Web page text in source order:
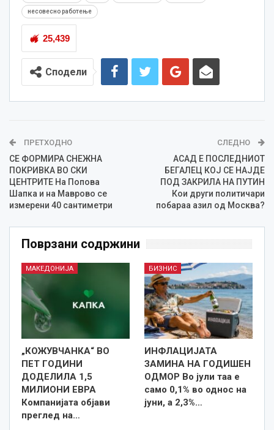
несовесно работење
25,439
Сподели
ПРЕТХОДНО
СЕ ФОРМИРА СНЕЖНА
ПОКРИВКА ВО СКИ
ЦЕНТРИТЕ На Попова
Шапка и на Маврово се
измерени 40 сантиметри
СЛЕДНО
АСАД Е ПОСЛЕДНИОТ
БЕГАЛЕЦ КОЈ СЕ НАЈДЕ
ПОД ЗАКРИЛА НА ПУТИН
Кои други политичари
побараа азил од Москва?
Поврзани содржини
МАКЕДОНИЈА
„КОЖУВЧАНКА“ ВО
ПЕТ ГОДИНИ
ДОДЕЛИЛА 1,5
МИЛИОНИ ЕВРА
Компанијата објави
преглед на…
БИЗНИС
ИНФЛАЦИЈАТА
ЗАМИНА НА ГОДИШЕН
ОДМОР Во јули таа е
само 0,1% во однос на
јуни, а 2,3%…